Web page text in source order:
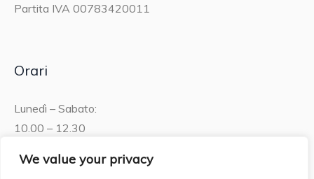
We value your privacy
Partita IVA 00783420011
Orari
Lunedì – Sabato:
10.00 – 12.30
15.30 – 19.00